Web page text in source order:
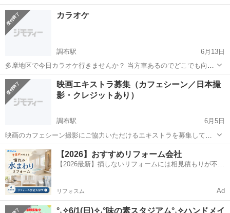
カラオケ
調布駅
6月13日
多摩地区で今日カラオケ行きませんか？ 当方車あるのでどこでも向か
います。 調布、府中、多摩、稲城近辺ですと出やすいです。 よろしく
お願いします。
東京 調布市 調布駅 その他
映画エキストラ募集（カフェシーン／日本撮
影・クレジットあり）
調布駅
6月5日
映画のカフェシーン撮影にご協力いただけるエキストラを募集してい
ます（ボランティア・クレジットあり） 現在、日本で撮影される映画
のカフェシーンにご出演いただける方を募集しています。募集する役
は以下の通りです： ①お客さ...
東京 調布市 調布駅 その他 エキストラ
【2026】おすすめリフォーム会社
【2026最新】損しないリフォームには相見積もりが不可
リフォスム Ad
°˖✧6/1(日)✧˖°味の素スタジアム°˖✧ハンドメイ